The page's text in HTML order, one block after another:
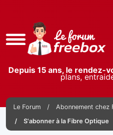
Accès
rapide
Depuis 15 ans, le rendez-
plans,
Le Forum
Abonnement chez
S'abonner à la Fibre Optique